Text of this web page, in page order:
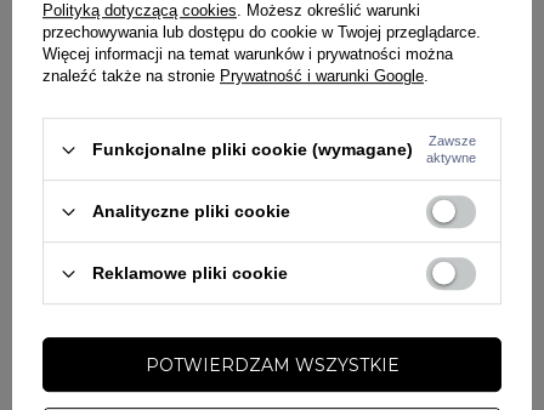
Męski longsleeve PITBULL – Pique Rockey | Seria Heavy
Weight 220 Coolmax Pique
od Pit Bull West Coast to idealna propozycja na chłodniejsze dni w
sezonie wiosna/lato.
Wykonany z lekkiej, fakturowanej tkaniny typu Pika o gramaturze 220
wilgoć i zapewnia szybkie schnięcie. Dzięki temu koszulka doskonale
sprawdza się zarówno podczas aktywności fizycznej, jak i codziennego
Regularny krój gwarantuje swobodę ruchów, a ściągacze przy
rękawach i na dole dbają o dobre dopasowanie. Materiał jest miękki w
Polityką dotyczącą cookies. Możesz określić warunki
przechowywania lub dostępu do cookie w Twojej przeglądarce.
Więcej informacji na temat warunków i prywatności można
znaleźć także na stronie Prywatność i warunki Google.
Funkcjonalne pliki cookie (wymagane)
Zawsze
aktywne
Analityczne pliki cookie
Reklamowe pliki cookie
POTWIERDZAM WSZYSTKIE